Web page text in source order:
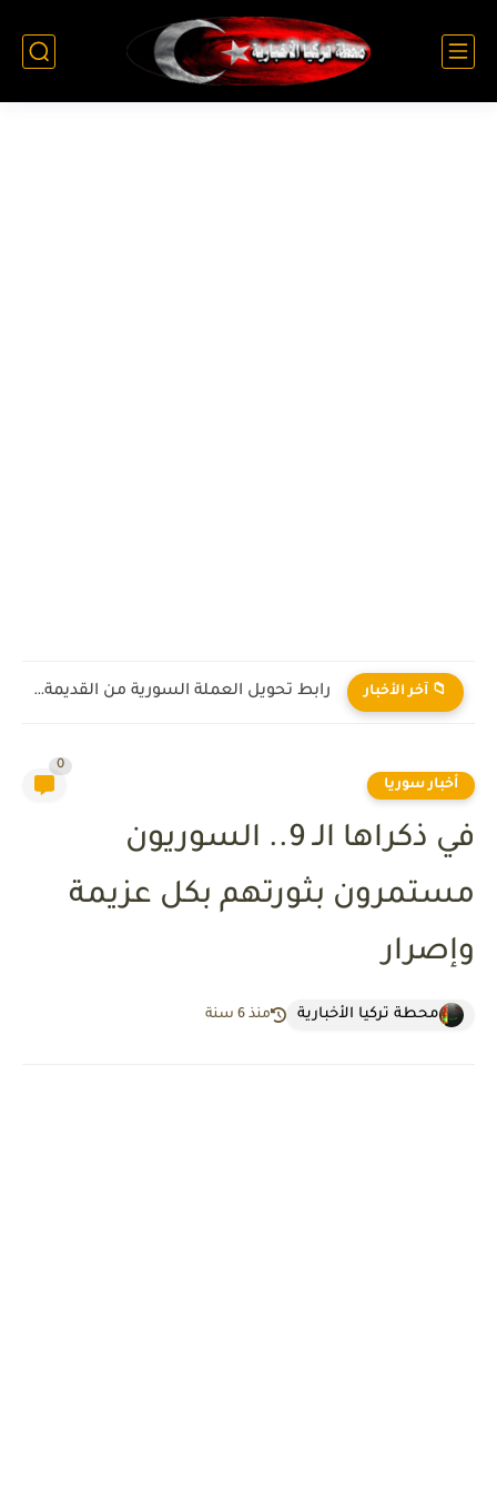
📁 آخر الأخبار رابط تحويل العملة السورية من القديمة إلى الجديدة 2026
أخبار سوريا
0
في ذكراها الـ 9.. السوريون
مستمرون بثورتهم بكل عزيمة
وإصرار
محطة تركيا الأخبارية منذ 6 سنة